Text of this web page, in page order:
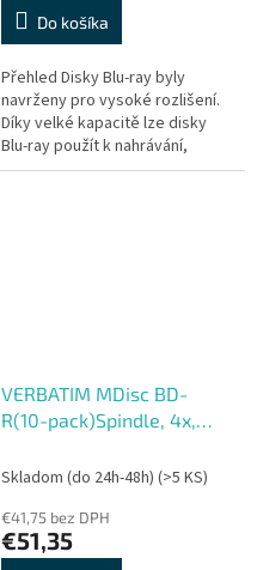
Do košíka
Přehled Disky Blu-ray byly
navrženy pro vysoké rozlišení.
Díky velké kapacitě lze disky
Blu-ray použít k nahrávání,
ukládání a přehrávání velkých
VERBATIM MDisc BD-
R(10-pack)Spindle, 4x,
Skladom (do 24h-48h) (>5 KS)
€41,75 bez DPH
€51,35